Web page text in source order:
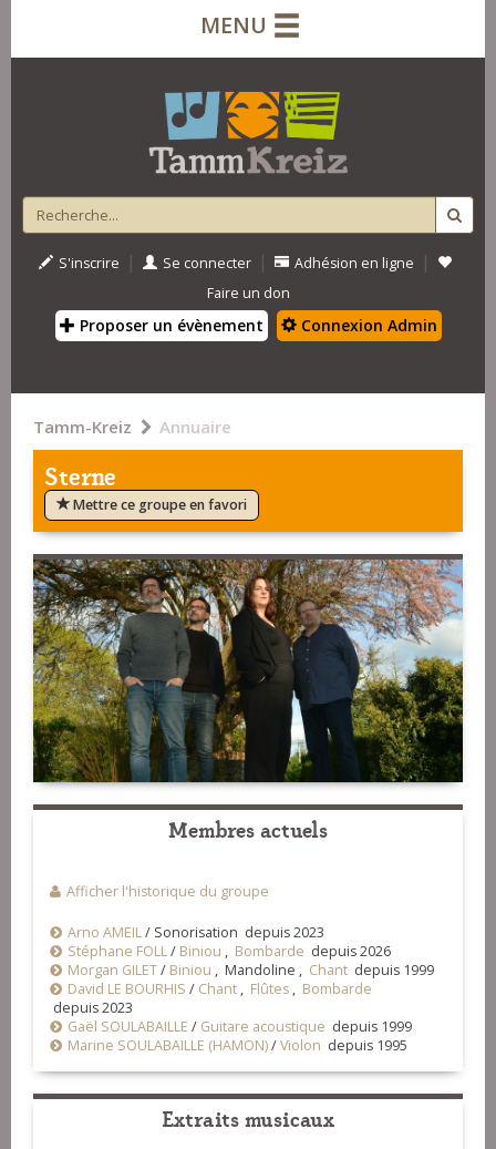
MENU
S'inscrire | Se connecter | Adhésion en ligne |
Faire un don
Proposer un évènement Connexion Admin
Tamm-Kreiz Annuaire
Sterne
Mettre ce groupe en favori
Membres actuels
Afficher l'historique du groupe
Arno AMEIL/ Sonorisation depuis 2023
Stéphane FOLL/ Biniou , Bombarde depuis 2026
Morgan GILET/ Biniou , Mandoline , Chant depuis 1999
David LE BOURHIS / Chant , Flûtes , Bombarde
depuis 2023
Gaël SOULABAILLE / Guitare acoustique depuis 1999
Marine SOULABAILLE (HAMON)/Violon depuis 1995
Extraits musicaux